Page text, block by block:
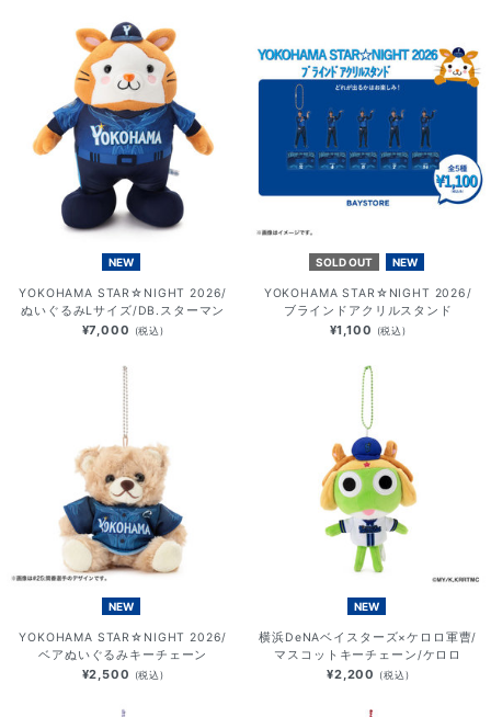
NEW
YOKOHAMA STAR☆NIGHT 2026/
ぬいぐるみLサイズ/DB.スターマン
¥7,000 (税込)
SOLD OUT NEW
YOKOHAMA STAR☆NIGHT 2026/
ブラインドアクリルスタンド
¥1,100 (税込)
NEW
YOKOHAMA STAR☆NIGHT 2026/
ベアぬいぐるみキーチェーン
¥2,500 (税込)
NEW
横浜DeNAベイスターズ×ケロロ軍曹/
マスコットキーチェーン/ケロロ
¥2,200 (税込)